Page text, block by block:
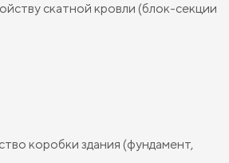
скатной кровли (блок-секции
коробки здания (фундамент,